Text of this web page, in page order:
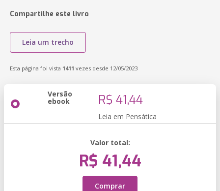
Compartilhe este livro
Leia um trecho
Esta página foi vista 1411 vezes desde 12/05/2023
Versão
ebook R$ 41,44
Leia em Pensática
Valor total:
R$ 41,44
Comprar